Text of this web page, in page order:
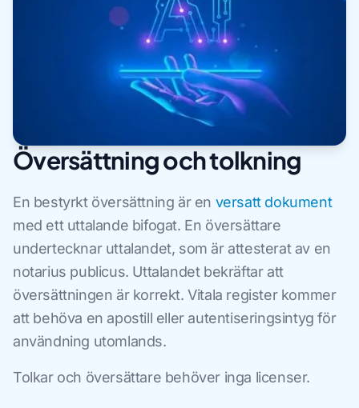
Översättning och tolkning
En bestyrkt översättning är en versatt dokument
med ett uttalande bifogat. En översättare
undertecknar uttalandet, som är attesterat av en
notarius publicus. Uttalandet bekräftar att
översättningen är korrekt. Vitala register kommer
att behöva en apostill eller autentiseringsintyg för
användning utomlands.
Tolkar och översättare behöver inga licenser.